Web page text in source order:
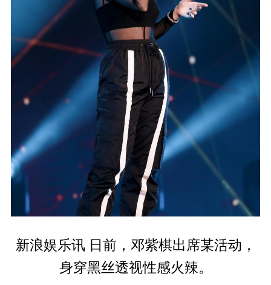
新浪娱乐讯 日前，邓紫棋出席某活动，
身穿黑丝透视性感火辣。